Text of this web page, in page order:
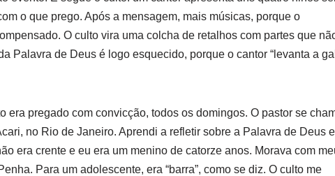
o que prego. Após a mensagem, mais músicas, porque o
O culto vira uma colcha de retalhos com partes que
Palavra de Deus é logo esquecido, porque o cantor “levanta a
era pregado com convicção, todos os domingos. O pastor se
no Rio de Janeiro. Aprendi a refletir sobre a Palavra de Deus
era crente e eu era um menino de catorze anos. Morava com
Para um adolescente, era “barra”, como se diz. O culto me